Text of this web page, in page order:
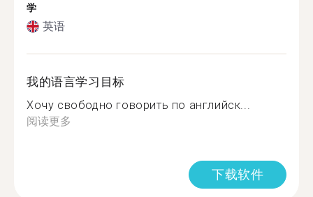
学
英语
我的语言学习目标
Хочу свободно говорить по английск...
阅读更多
下载软件